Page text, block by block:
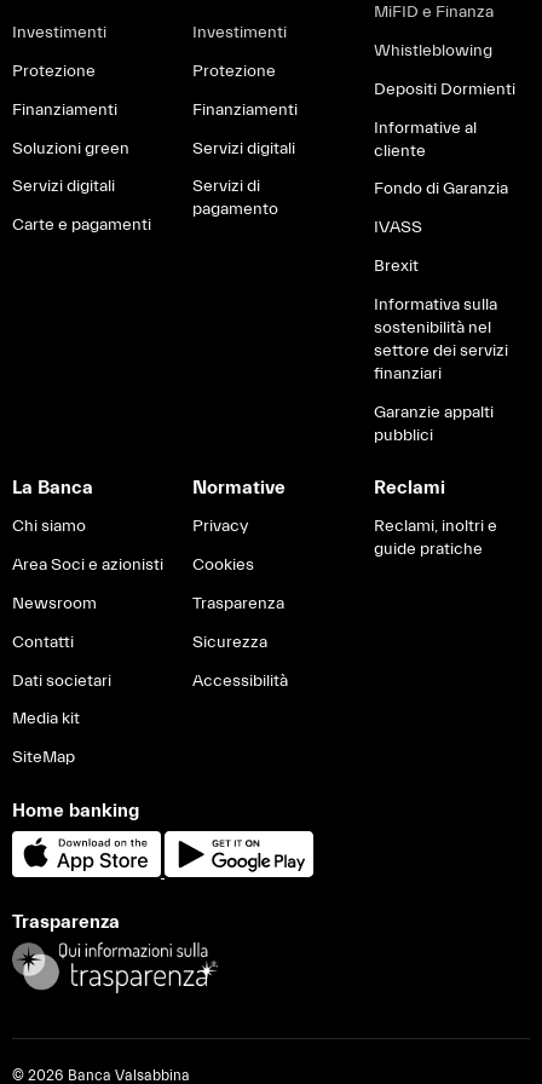
Investimenti
Protezione
Finanziamenti
Soluzioni green
Servizi digitali
Carte e pagamenti
Investimenti
Protezione
Finanziamenti
Servizi digitali
Servizi di
pagamento
La Banca
Chi siamo
Area Soci e azionisti
Newsroom
Contatti
Dati societari
Media kit
SiteMap
Normative
Privacy
Cookies
Trasparenza
Sicurezza
Accessibilità
Reclami
Reclami, inoltri e
guide pratiche
MiFID e Finanza
Whistleblowing
Depositi Dormienti
Informative al
cliente
Fondo di Garanzia
IVASS
Brexit
Informativa sulla
sostenibilità nel
settore dei servizi
finanziari
Garanzie appalti
pubblici
Home banking
Trasparenza
© 2026 Banca Valsabbina